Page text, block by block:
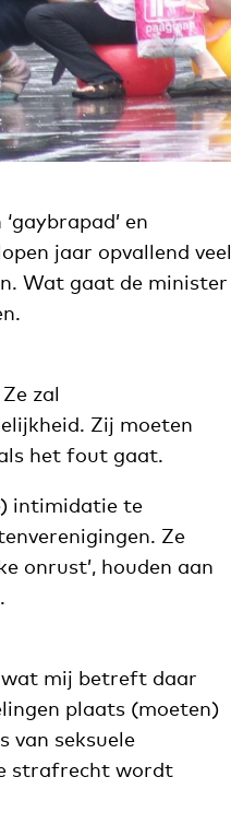
en
jaar opvallend veel
Wat gaat de minister
zal
Zij moeten
als het fout gaat.
intimidatie te
Ze
onrust’, houden aan
wat mij betreft daar
plaats (moeten)
van seksuele
strafrecht wordt